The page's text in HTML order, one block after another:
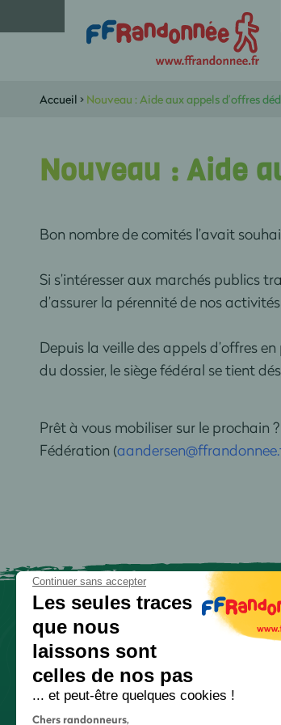
Accueil > Nouveau : Aide aux appels d’offres
Nouveau : Aide
Bon nombre de comités l’avait
Si s’intéresser aux marchés publics
d’assurer la pérennité de nos
Depuis la veille des appels d’offres
du dossier, le siège fédéral se tient
Prêt à vous mobiliser sur le prochain
Fédération (
Continuer sans accepter
Les seules traces
que nous
laissons sont
celles de nos pas
... et peut-être quelques cookies !
Chers randonneurs,